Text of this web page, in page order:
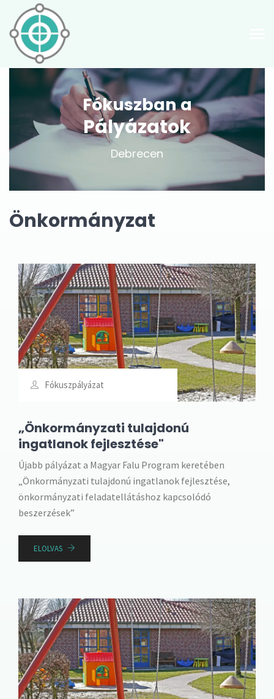
Fókuszban a
Pályázatok
Debrecen
Önkormányzat
Fókuszpályázat
„Önkormányzati tulajdonú
ingatlanok fejlesztése"
Újabb pályázat a Magyar Falu Program keretében
„Önkormányzati tulajdonú ingatlanok fejlesztése,
önkormányzati feladatellátáshoz kapcsolódó
beszerzések”
ELOLVAS